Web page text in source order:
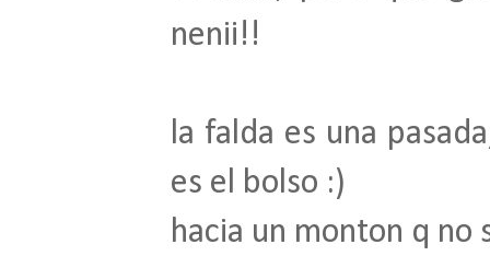
nenii!!
la falda es una
es el bolso :)
hacia un monton q no